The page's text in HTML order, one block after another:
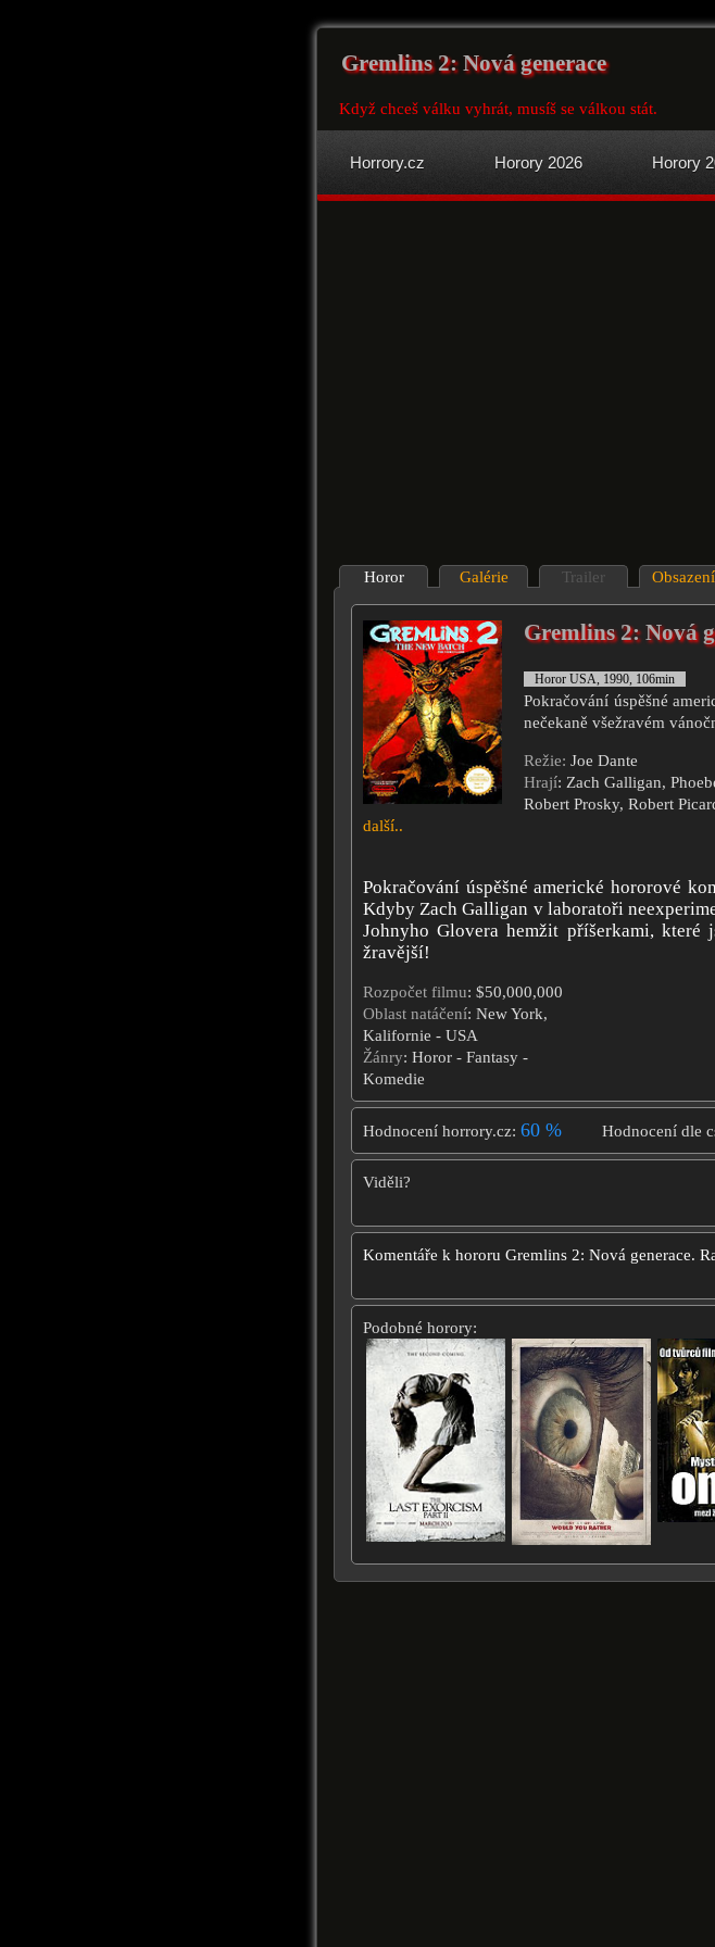
Gremlins 2: Nová generace
Když chceš válku vyhrát, musíš se válkou stát.
Horrory.cz Horory 2026 Horory
Horor Galérie Trailer Obsazení
Gremlins 2: Nová
Horor USA, 1990, 106min
Pokračování úspěšné
nečekaně všežravém
Režie: Joe Dante
Hrají: Zach Galligan,
Robert Prosky, Robert
další..
Pokračování úspěšné americké hororové
Kdyby Zach Galligan v laboratoři
Johnyho Glovera hemžit příšerkami,
žravější!
Rozpočet filmu: $50,000,000
Oblast natáčení: New York,
Kalifornie - USA
Žánry: Horor - Fantasy -
Komedie
Hodnocení horrory.cz: 60 % Hodnocení dle
Viděli?
Komentáře k hororu Gremlins 2: Nová generace.
Podobné horory: